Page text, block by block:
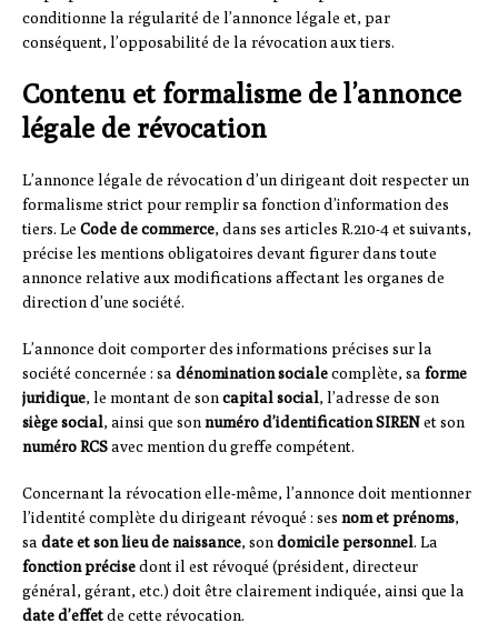
conditionne la régularité de l’annonce légale et, par
conséquent, l’opposabilité de la révocation aux tiers.
Contenu et formalisme de l’annonce
légale de révocation
L’annonce légale de révocation d’un dirigeant doit respecter un
formalisme strict pour remplir sa fonction d’information des
tiers. Le Code de commerce, dans ses articles R.210-4 et suivants,
précise les mentions obligatoires devant figurer dans toute
annonce relative aux modifications affectant les organes de
direction d’une société.
L’annonce doit comporter des informations précises sur la
société concernée : sa dénomination socialecomplète, sa forme
juridique, le montant de soncapital social, l’adresse de son
siège social, ainsi que sonnuméro d’identification SIRENet son
numéro RCSavec mention du greffe compétent.
Concernant la révocation elle-même, l’annonce doit mentionner
l’identité complète du dirigeant révoqué : ses nom et prénoms,
sa date et son lieu de naissance, sondomicile personnel. La
fonction précisedont il est révoqué (président, directeur
général, gérant, etc.) doit être clairement indiquée, ainsi que la
date d’effetde cette révocation.